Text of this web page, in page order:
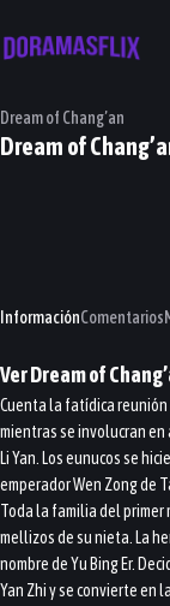
Dream of Chang’an
Dream of
InformaciónComentarios
VerDream of
Cuenta la fatídica reunión
mientras se involucran
Li Yan. Los eunucos se
emperador Wen Zong de
Toda la familia del primer
mellizos de su nieta. La
nombre de Yu Bing Er.
Yan Zhi y se convierte en